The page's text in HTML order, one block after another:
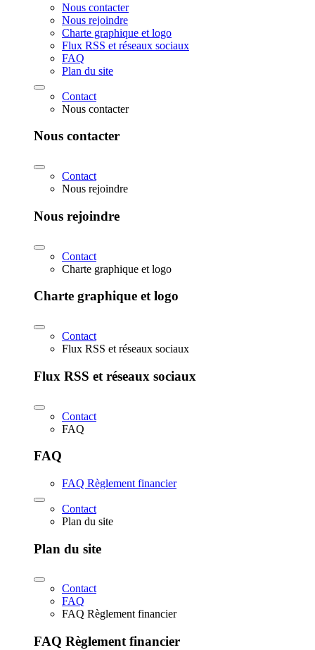
Nous contacter
Nous rejoindre
Charte graphique et logo
Flux RSS et réseaux sociaux
FAQ
Plan du site
Contact
Nous contacter
Nous contacter
Contact
Nous rejoindre
Nous rejoindre
Contact
Charte graphique et logo
Charte graphique et logo
Contact
Flux RSS et réseaux sociaux
Flux RSS et réseaux sociaux
Contact
FAQ
FAQ
FAQ Règlement financier
Contact
Plan du site
Plan du site
Contact
FAQ
FAQ Règlement financier
FAQ Règlement financier